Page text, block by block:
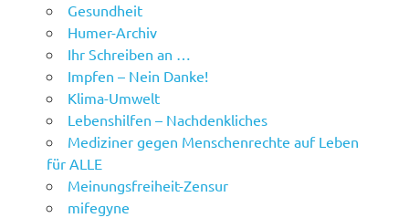
Gesundheit
Humer-Archiv
Ihr Schreiben an …
Impfen – Nein Danke!
Klima-Umwelt
Lebenshilfen – Nachdenkliches
Mediziner gegen Menschenrechte auf Leben
für ALLE
Meinungsfreiheit-Zensur
mifegyne